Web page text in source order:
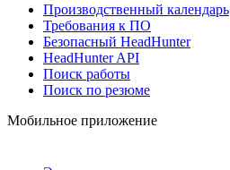
Производственный календарь
Требования к ПО
Безопасный HeadHunter
HeadHunter API
Поиск работы
Поиск по резюме
Мобильное приложение